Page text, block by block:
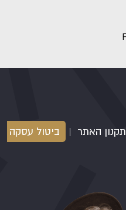
תקנון האתר | ביטול עסקה